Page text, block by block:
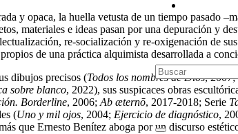
y opaca, la huella vetusta de un tiempo pasado
materiales e ideas pasan por una depuración y
re-socialización y re-oxigenación de
de una práctica alquimista desarrollada a
dibujos precisos (Todos los nombres de Dios, 2007;
sobre blanco, 2022), sus suspicaces obras
Borderline, 2006; Ab æternō, 2017-2018; Serie
(Uno y mil ojos, 2004; Ejercicio de diagnóstico,
que Ernesto Benítez aboga por un discurso